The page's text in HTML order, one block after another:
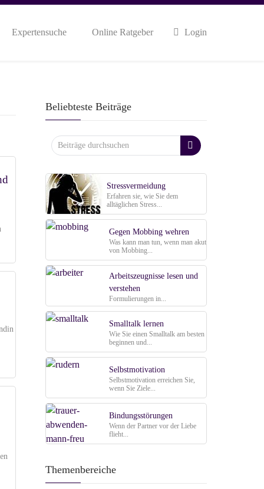
Expertensuche Online Ratgeber Login
Beliebteste Beiträge
Stressvermeidung
Erfahren sie, wie Sie dem
alltäglichen Stress...
Gegen Mobbing wehren
Was kann man tun, wenn man akut
von Mobbing...
Arbeitszeugnisse lesen und
verstehen
Formulierungen in...
Smalltalk lernen
Wie Sie einen Smalltalk am besten
beginnen und...
Selbstmotivation
Selbstmotivation erreichen Sie,
wenn Sie Ziele...
Bindungsstörungen
Wenn der Partner vor der Liebe
flieht...
Themenbereiche